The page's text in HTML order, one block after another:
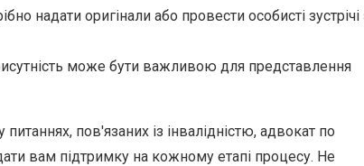
надати оригінали або провести особисті зустрічі
може бути важливою для представлення
пов'язаних із інвалідністю, адвокат по
вам підтримку на кожному етапі процесу. Не